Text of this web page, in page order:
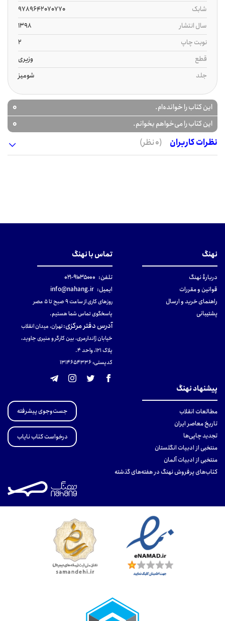
شابک
9789642070770
سال انتشار
1398
نوبت چاپ
2
قطع
وزیری
جلد
شومیز
این کتاب را خوانده‌ام. 0
این کتاب را می‌خواهم بخوانم.
0
نظرات کاربران
(0 نظر)
نهنگ
دربارهٔ نهنگ
قوانین و مقررات
راهنمای خرید و ارسال
پشتیبانی
تماس با نهنگ
تلفن: ۹۱۰۳۵۰۰۰-۰۲۱
ایمیل: info@nahang.ir
روزهای کاری از ساعت ۹ صبح تا ۵ عصر
پاسخگوی تماس شما هستیم.
آدرس دفتر مرکزی:تهران، میدان انقلاب
خیابان ژاندارمری، بین کارگر و منیری جاوید،
پلاک 121، واحد ۴.
کدپستی: 131465433۶
پیشنهاد نهنگ
مطالعات انقلاب
تاریخ معاصر ایران
تجدید چاپی‌ها
منتخبی از ادبیات انگلستان
منتخبی از ادبیات آلمان
کتاب‌های پرفروش نهنگ در هفته‌های گذشته
جست‌وجوی پیشرفته
درخواست کتاب نایاب